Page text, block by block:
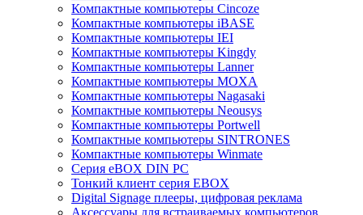
Компактные компьютеры Cincoze
Компактные компьютеры iBASE
Компактные компьютеры IEI
Компактные компьютеры Kingdy
Компактные компьютеры Lanner
Компактные компьютеры MOXA
Компактные компьютеры Nagasaki
Компактные компьютеры Neousys
Компактные компьютеры Portwell
Компактные компьютеры SINTRONES
Компактные компьютеры Winmate
Серия eBOX DIN PC
Тонкий клиент серия EBOX
Digital Signage плееры, цифровая реклама
Аксессуары для встраиваемых компьютеров